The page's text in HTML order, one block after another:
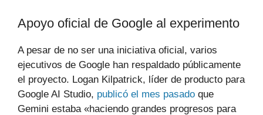
Apoyo oficial de Google al experimento
A pesar de no ser una iniciativa oficial, varios
ejecutivos de Google han respaldado públicamente
el proyecto. Logan Kilpatrick, líder de producto para
Google AI Studio, publicó el mes pasado que
Gemini estaba «haciendo grandes progresos para